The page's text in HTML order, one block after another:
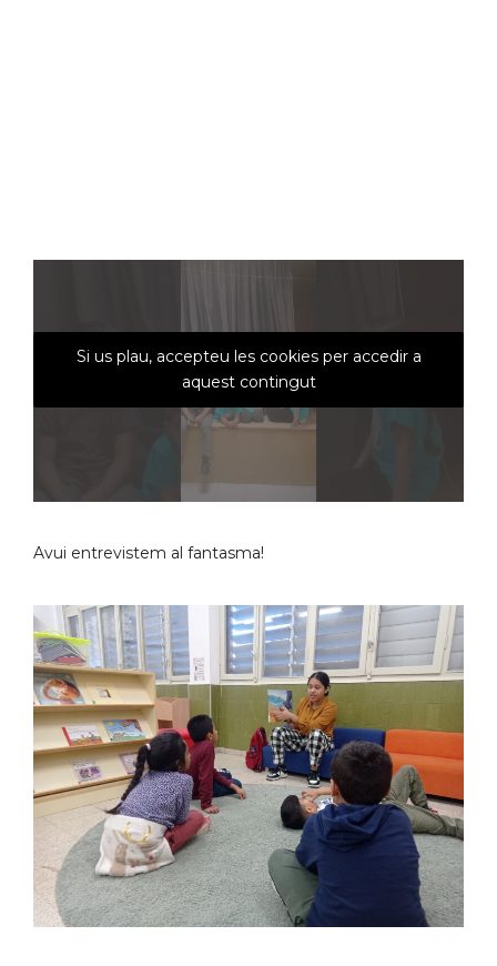
Si us plau, accepteu les cookies per accedir a
aquest contingut
Avui entrevistem al fantasma!